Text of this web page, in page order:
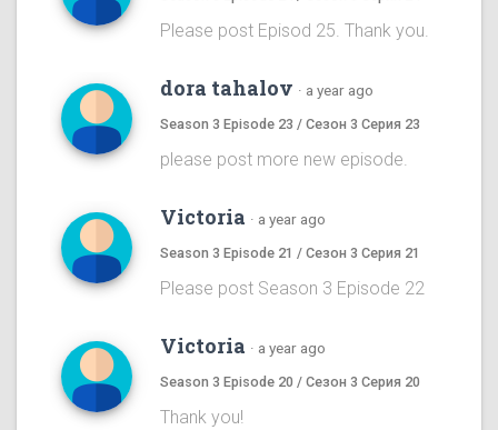
Please post Episod 25. Thank you.
dora tahalov · a year ago
Season 3 Episode 23 / Сезон 3 Серия 23
please post more new episode.
Victoria · a year ago
Season 3 Episode 21 / Сезон 3 Серия 21
Please post Season 3 Episode 22
Victoria · a year ago
Season 3 Episode 20 / Сезон 3 Серия 20
Thank you!